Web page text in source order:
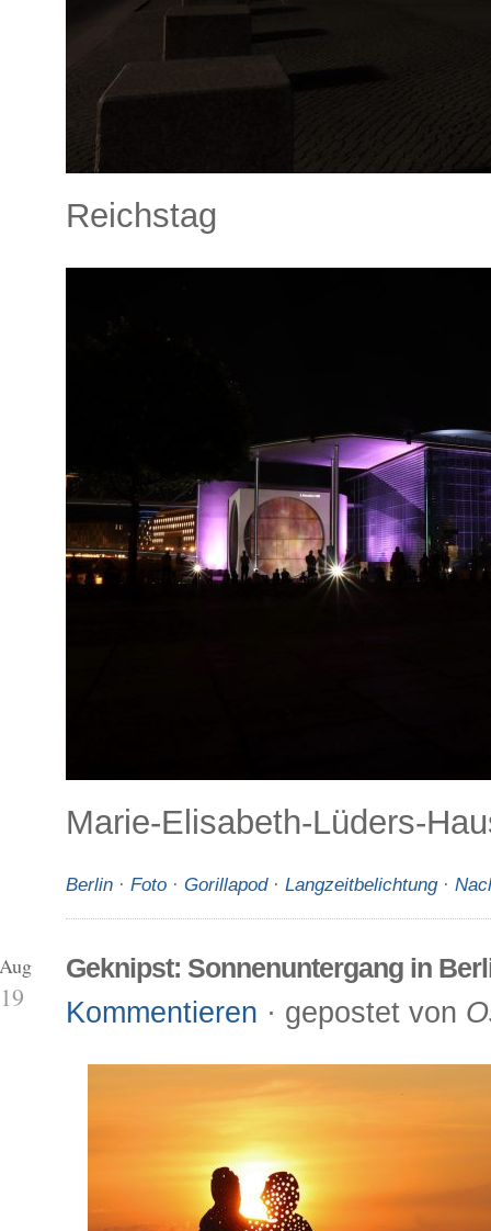
Reichstag
Marie-Elisabeth-Lüders-
Berlin · Foto · Gorillapod· Langzeitbelichtung·
Geknipst: Sonnenuntergang in
Kommentieren · gepostet von